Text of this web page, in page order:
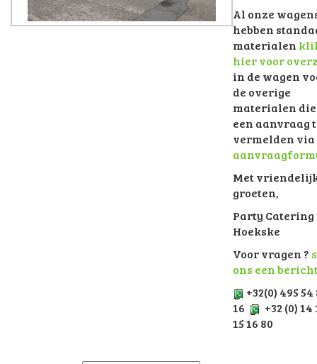
Al onze
hebben
materialen
hier voor
in de wagen
de overige
materialen
een aanvraag
vermelden via
Met
groeten,
Party Catering
Hoekske
Voor vragen ?
ons een
+32(0) 495 54
16
+32 (0) 14
15 16 80